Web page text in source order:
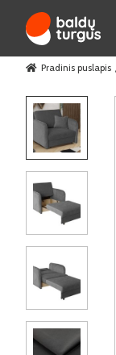
Pradinis puslapis